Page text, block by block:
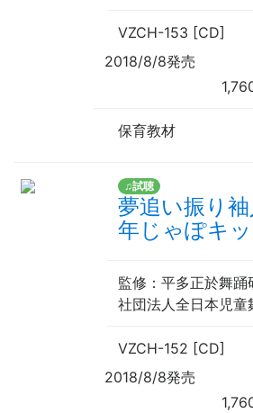
VZCH-153 [CD]
2018/8/8発売
保育教材
♫試聴
夢追い振り
年じゃぽキ
監修 ：平多正於舞踊
社団法人全日本児童
VZCH-152 [CD]
2018/8/8発売